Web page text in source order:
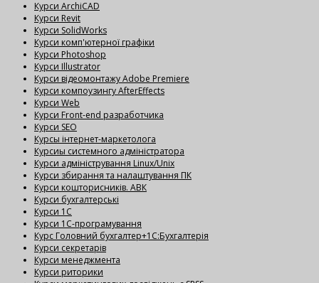
Курси ArchiCAD
Курси Revit
Курси SolidWorks
Курси комп'ютерної графіки
Курси Photoshop
Курси Illustrator
Курси відеомонтажу Adobe Premiere
Курси компоузингу AfterEffects
Курси Web
Курси Front-end разработчика
Курси SEO
Курсы інтернет-маркетолога
Курсиы системного адміністратора
Курси адміністрування Linux/Unix
Курси збирання та налаштування ПК
Курси кошторисників. АВК
Курси бухгалтерські
Курси 1С
Курси 1С-програмування
Курс Головний бухгалтер+1С:Бухгалтерія
Курси секретарів
Курси менеджмента
Курси риторики